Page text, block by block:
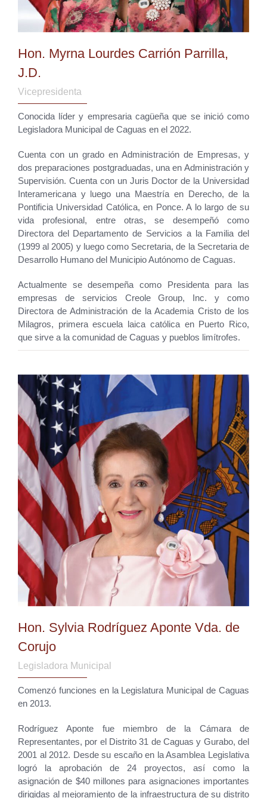
Hon. Myrna Lourdes Carrión Parrilla,
J.D.
Vicepresidenta
Conocida líder y empresaria cagüeña que se inició como
Legisladora Municipal de Caguas en el 2022.
Cuenta con un grado en Administración de Empresas, y
dos preparaciones postgraduadas, una en Administración y
Supervisión. Cuenta con un Juris Doctor de la Universidad
Interamericana y luego una Maestría en Derecho, de la
Pontificia Universidad Católica, en Ponce. A lo largo de su
vida profesional, entre otras, se desempeñó como
Directora del Departamento de Servicios a la Familia del
(1999 al 2005) y luego como Secretaria, de la Secretaria de
Desarrollo Humano del Municipio Autónomo de Caguas.
Actualmente se desempeña como Presidenta para las
empresas de servicios Creole Group, Inc. y como
Directora de Administración de la Academia Cristo de los
Milagros, primera escuela laica católica en Puerto Rico,
que sirve a la comunidad de Caguas y pueblos limítrofes.
Hon. Sylvia Rodríguez Aponte Vda. de
Corujo
Legisladora Municipal
Comenzó funciones en la Legislatura Municipal de Caguas
en 2013.
Rodríguez Aponte fue miembro de la Cámara de
Representantes, por el Distrito 31 de Caguas y Gurabo, del
2001 al 2012. Desde su escaño en la Asamblea Legislativa
logró la aprobación de 24 proyectos, así como la
asignación de $40 millones para asignaciones importantes
dirigidas al mejoramiento de la infraestructura de su distrito